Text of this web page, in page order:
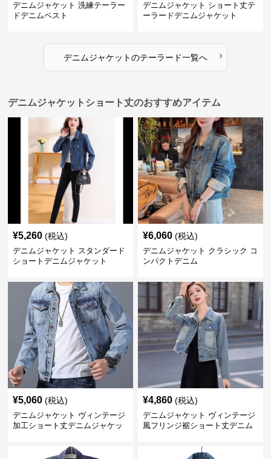
デニムジャケット 洗練テーラー
ドデニムベスト
デニムジャケット ショート丈テ
ーラードデニムジャケット
デニムジャケットのテーラード一覧へ ›
デニムジャケットショート丈のおすすめアイテム
¥5,260 (税込)
デニムジャケット スタンダード
ショートデニムジャケット
¥6,060 (税込)
デニムジャケット クラシック コ
ンパクトデニム
¥5,060 (税込)
デニムジャケット ヴィンテージ
加工ショート丈デニムジャケッ
¥4,860 (税込)
デニムジャケット ヴィンテージ
風フリンジ裾ショート丈デニム